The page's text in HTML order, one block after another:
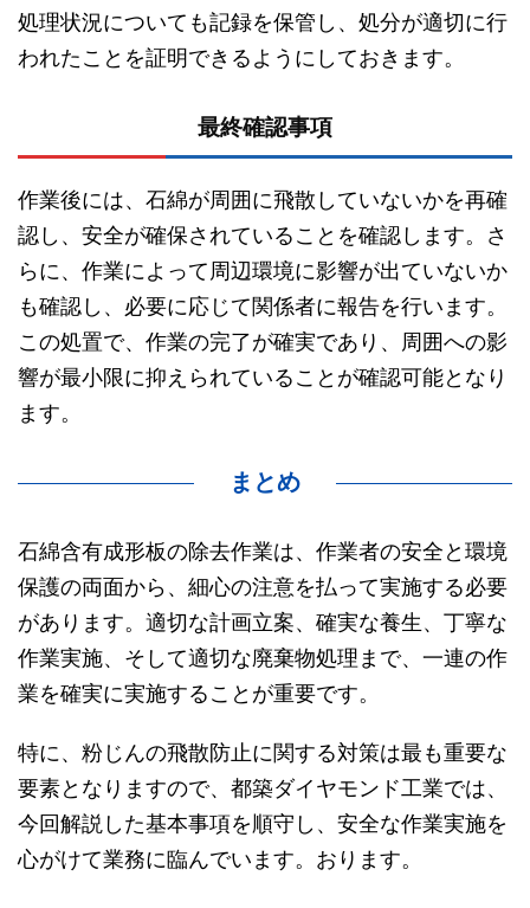
処理状況についても記録を保管し、処分が適切に行
われたことを証明できるようにしておきます。
最終確認事項
作業後には、石綿が周囲に飛散していないかを再確
認し、安全が確保されていることを確認します。さ
らに、作業によって周辺環境に影響が出ていないか
も確認し、必要に応じて関係者に報告を行います。
この処置で、作業の完了が確実であり、周囲への影
響が最小限に抑えられていることが確認可能となり
ます。
まとめ
石綿含有成形板の除去作業は、作業者の安全と環境
保護の両面から、細心の注意を払って実施する必要
があります。適切な計画立案、確実な養生、丁寧な
作業実施、そして適切な廃棄物処理まで、一連の作
業を確実に実施することが重要です。
特に、粉じんの飛散防止に関する対策は最も重要な
要素となりますので、都築ダイヤモンド工業では、
今回解説した基本事項を順守し、安全な作業実施を
心がけて業務に臨んでいます。おります。